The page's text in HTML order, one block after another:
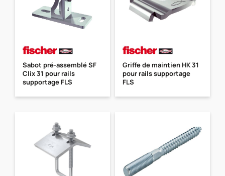
Sabot pré-assemblé SF
Clix 31 pour rails
supportage FLS
Griffe de maintien HK 31
pour rails supportage
FLS